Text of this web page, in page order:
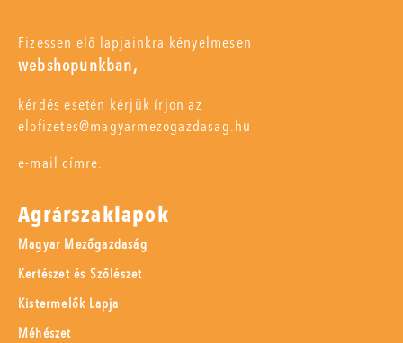
Fizessen elő lapjainkra kényelmesen
webshopunkban,
kérdés esetén kérjük írjon az
elofizetes@magyarmezogazdasag.hu
e-mail címre.
Agrárszaklapok
Magyar Mezőgazdaság
Kertészet és Szőlészet
Kistermelők Lapja
Méhészet